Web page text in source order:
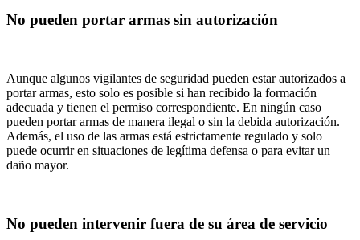
No pueden portar armas sin autorización
Aunque algunos vigilantes de seguridad pueden estar autorizados a
portar armas, esto solo es posible si han recibido la formación
adecuada y tienen el permiso correspondiente. En ningún caso
pueden portar armas de manera ilegal o sin la debida autorización.
Además, el uso de las armas está estrictamente regulado y solo
puede ocurrir en situaciones de legítima defensa o para evitar un
daño mayor.
No pueden intervenir fuera de su área de servicio